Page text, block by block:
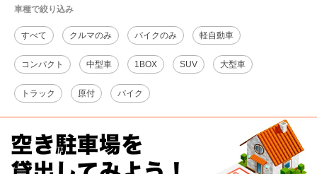
車種で絞り込み
すべて クルマのみ バイクのみ 軽自動車
コンパクト 中型車 1BOX SUV 大型車
トラック 原付 バイク